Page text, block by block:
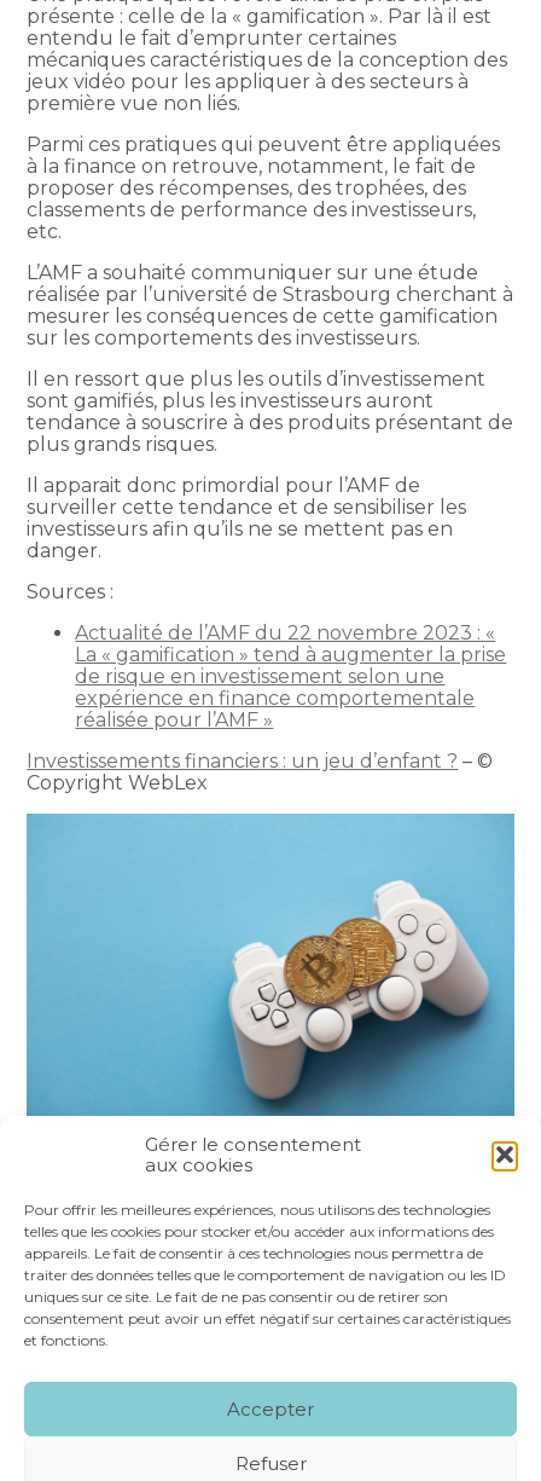
Gérer le consentement
aux cookies
Pour offrir les meilleures expériences, nous utilisons des technologies
telles que les cookies pour stocker et/ou accéder aux informations des
appareils. Le fait de consentir à ces technologies nous permettra de
traiter des données telles que le comportement de navigation ou les ID
uniques sur ce site. Le fait de ne pas consentir ou de retirer son
consentement peut avoir un effet négatif sur certaines caractéristiques
et fonctions.
Accepter
Refuser
présente : celle de la « gamification ». Par là il est
entendu le fait d’emprunter certaines
mécaniques caractéristiques de la conception des
jeux vidéo pour les appliquer à des secteurs à
première vue non liés.
Parmi ces pratiques qui peuvent être appliquées
à la finance on retrouve, notamment, le fait de
proposer des récompenses, des trophées, des
classements de performance des investisseurs,
etc.
L’AMF a souhaité communiquer sur une étude
réalisée par l’université de Strasbourg cherchant à
mesurer les conséquences de cette gamification
sur les comportements des investisseurs.
Il en ressort que plus les outils d’investissement
sont gamifiés, plus les investisseurs auront
tendance à souscrire à des produits présentant de
plus grands risques.
Il apparait donc primordial pour l’AMF de
surveiller cette tendance et de sensibiliser les
investisseurs afin qu’ils ne se mettent pas en
danger.
Sources :
Actualité de l’AMF du 22 novembre 2023 : «
La « gamification » tend à augmenter la prise
de risque en investissement selon une
expérience en finance comportementale
réalisée pour l’AMF »
Investissements financiers : un jeu d’enfant ? – ©
Copyright WebLex
FaceBook
TwitterLinkedIn
Footer
NOS SERVICES
NOS SPÉCIALITÉS
RECRUTEMENT CONTACT